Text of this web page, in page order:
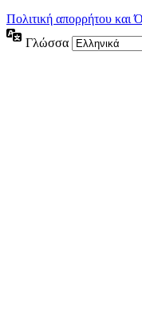
Πολιτική απορρήτου και
Γλώσσα